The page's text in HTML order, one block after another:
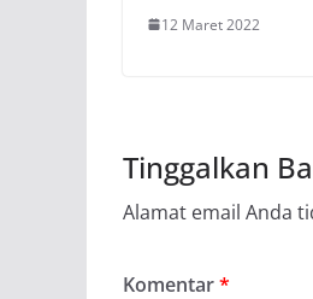
12 Maret 2022
Tinggalkan
Alamat email Anda
Komentar*